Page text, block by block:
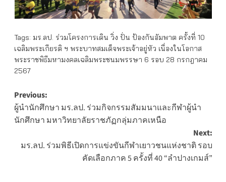
Tags: มร.ลป. ร่วมโครงการเดิน วิ่ง ปั่น ป้องกันอัมพาต ครั้งที่ 10
เฉลิมพระเกียรติ ฯ พระบาทสมเด็จพระเจ้าอยู่หัว เนื่องในโอกาส
พระราชพิธีมหามงคลเฉลิมพระชนมพรรษา 6 รอบ 28 กรกฎาคม
2567
Post
navigation
Previous:
ผู้นำนักศึกษา มร.ลป. ร่วมกิจกรรมสัมมนาและกีฬาผู้นำ
นักศึกษา มหาวิทยาลัยราชภัฏกลุ่มภาคเหนือ
Next:
มร.ลป. ร่วมพิธีเปิดการแข่งขันกีฬาเยาวชนแห่งชาติ รอบ
คัดเลือกภาค 5 ครั้งที่ 40 “ลำปางเกมส์”